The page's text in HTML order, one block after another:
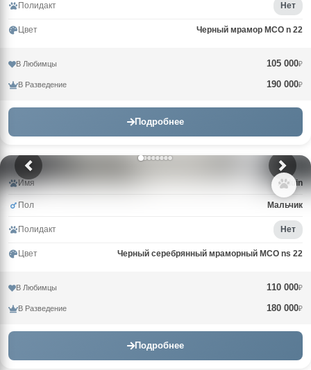
Полидакт Нет
Цвет Черный мрамор MCO n 22
В Любимцы 105 000₽
В Разведение 190 000₽
Подробнее
Имя Alduin
Пол Мальчик
Полидакт Нет
Цвет Черный серебрянный мраморный MCO ns 22
В Любимцы 110 000₽
В Разведение 180 000₽
Подробнее